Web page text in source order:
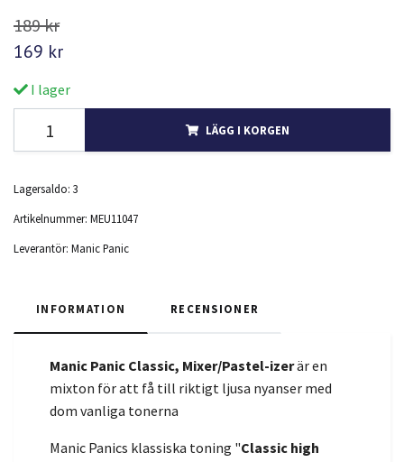
189 kr
169 kr
I lager
LÄGG I KORGEN
Lagersaldo: 3
Artikelnummer: MEU11047
Leverantör: Manic Panic
INFORMATION RECENSIONER
Manic Panic Classic, Mixer/Pastel-izerär en
mixton för att få till riktigt ljusa nyanser med
dom vanliga tonerna
Manic Panics klassiska toning "Classic high